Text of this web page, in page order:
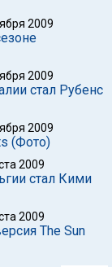
2009
2009
стал Рубенс
2009
(Фото)
2009
стал Кими
2009
The Sun